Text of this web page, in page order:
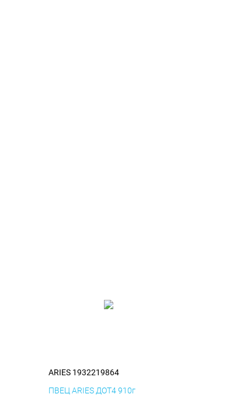
ARIES 1932219864
ПВЕЦ ARIES ДОТ4 910г